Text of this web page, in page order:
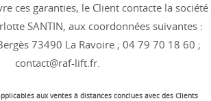
ces garanties, le Client contacte la société
SANTIN, aux coordonnées suivantes :
73490 La Ravoire ; 04 79 70 18 60 ;
contact@raf-lift.fr.
aux ventes à distances conclues avec des Clients